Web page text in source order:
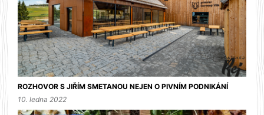
ROZHOVOR S JIŘÍM SMETANOU NEJEN O PIVNÍM PODNIKÁNÍ
10. ledna 2022